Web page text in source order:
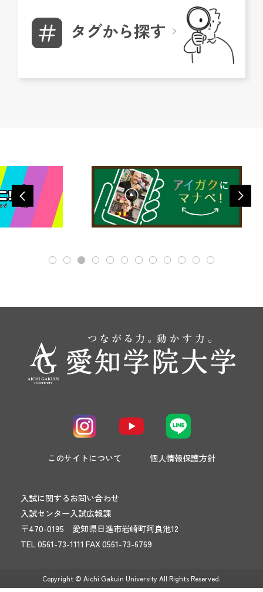
タグから探す
このサイトについて 個人情報保護方針
入試に関するお問い合わせ
入試センター入試広報課
〒470-0195 愛知県日進市岩崎町阿良池12
TEL 0561-73-1111 FAX 0561-73-6769
Copyright © Aichi Gakuin University All Rights Reserved.